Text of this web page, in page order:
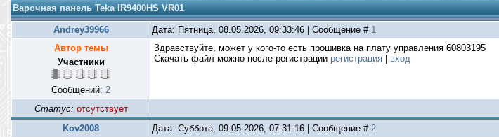
Варочная панель Teka IR9400HS VR01
Andrey39966 Дата: Пятница, 08.05.2026, 09:33:46 | Сообщение # 1
Автор темы
Участники
Сообщений: 2
Здравствуйте, может у кого-то есть прошивка на плату управления 60803195
Скачать файл можно после регистрации регистрация вход
Статус: отсутствует
Kov2008
Дата: Суббота, 09.05.2026, 07:31:16 | Сообщение # 2